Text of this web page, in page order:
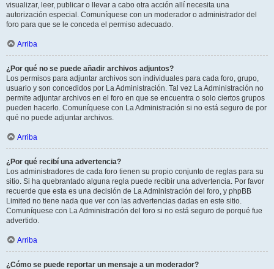
visualizar, leer, publicar o llevar a cabo otra acción allí necesita una
autorización especial. Comuníquese con un moderador o administrador del
foro para que se le conceda el permiso adecuado.
Arriba
¿Por qué no se puede añadir archivos adjuntos?
Los permisos para adjuntar archivos son individuales para cada foro, grupo,
usuario y son concedidos por La Administración. Tal vez La Administración no
permite adjuntar archivos en el foro en que se encuentra o solo ciertos grupos
pueden hacerlo. Comuníquese con La Administración si no está seguro de por
qué no puede adjuntar archivos.
Arriba
¿Por qué recibí una advertencia?
Los administradores de cada foro tienen su propio conjunto de reglas para su
sitio. Si ha quebrantado alguna regla puede recibir una advertencia. Por favor
recuerde que esta es una decisión de La Administración del foro, y phpBB
Limited no tiene nada que ver con las advertencias dadas en este sitio.
Comuníquese con La Administración del foro si no está seguro de porqué fue
advertido.
Arriba
¿Cómo se puede reportar un mensaje a un moderador?